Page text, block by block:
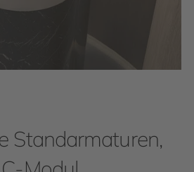
Standarmaturen,